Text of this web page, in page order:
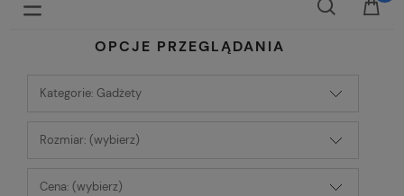
OPCJE PRZEGLĄDANIA
Kategorie: Gadżety
Rozmiar: (wybierz)
Cena: (wybierz)